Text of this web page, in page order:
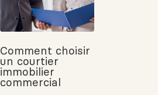
Comment choisir
un courtier
immobilier
commercial